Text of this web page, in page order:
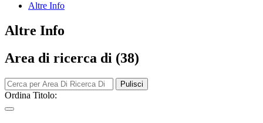
Altre Info
Altre Info
Area di ricerca di (38)
Pulisci
Ordina Titolo: